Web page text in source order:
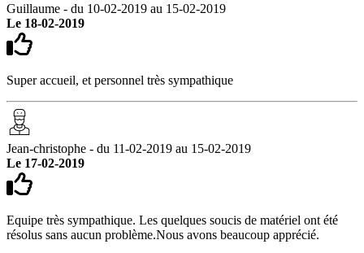
Guillaume - du 10-02-2019 au 15-02-2019
Le 18-02-2019
Super accueil, et personnel très sympathique
Jean-christophe - du 11-02-2019 au 15-02-2019
Le 17-02-2019
Equipe très sympathique. Les quelques soucis de matériel ont été
résolus sans aucun problème.Nous avons beaucoup apprécié.